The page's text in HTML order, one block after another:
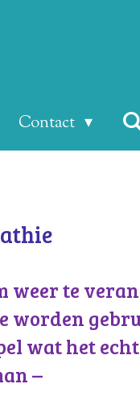
Contact
weer te
worden
wat het
–